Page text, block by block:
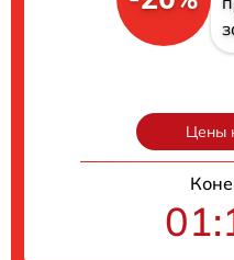
Цены